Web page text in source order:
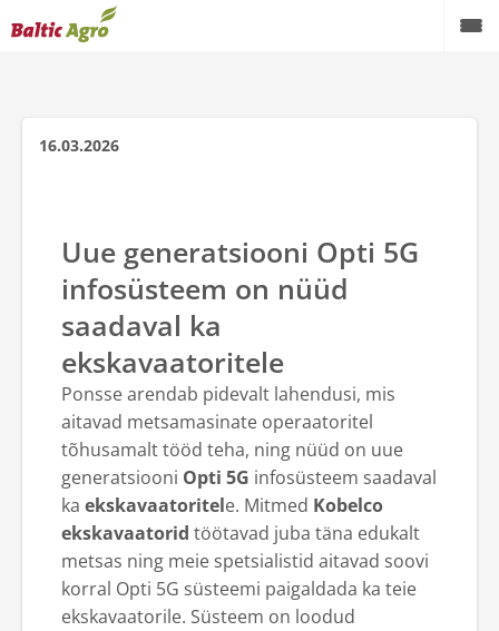
16.03.2026
Uue generatsiooni Opti 5G
infosüsteem on nüüd
saadaval ka
ekskavaatoritele
Ponsse arendab pidevalt lahendusi, mis
aitavad metsamasinate operaatoritel
tõhusamalt tööd teha, ning nüüd on uue
generatsiooni Opti 5G infosüsteem saadaval
ka ekskavaatoritele. Mitmed Kobelco
ekskavaatorid töötavad juba täna edukalt
metsas ning meie spetsialistid aitavad soovi
korral Opti 5G süsteemi paigaldada ka teie
ekskavaatorile. Süsteem on loodud